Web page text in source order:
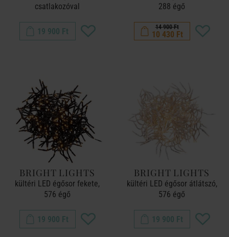
csatlakozóval
19 900 Ft
288 égő
14 900 Ft
10 430 Ft
BRIGHT LIGHTS
kültéri LED égősor fekete,
576 égő
19 900 Ft
BRIGHT LIGHTS
kültéri LED égősor átlátszó,
576 égő
19 900 Ft